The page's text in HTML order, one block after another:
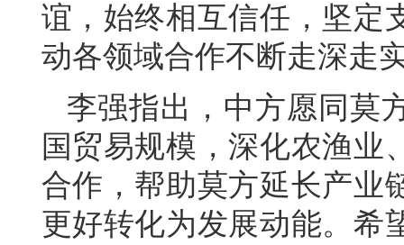
谊，始终相互信任，坚定
动各领域合作不断走深走
李强指出，中方愿同莫
国贸易规模，深化农渔业
合作，帮助莫方延长产业
更好转化为发展动能。希